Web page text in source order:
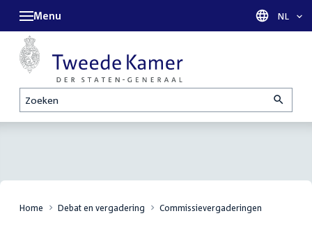
Zoeken
Menu Taal
NL
Home Debat en vergadering Commissievergaderingen